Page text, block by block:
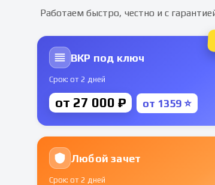
Работаем быстро, честно и с
ВКР под ключ
Срок: от 2 дней
от 27 000 ₽ от 1359 ⭐
Любой зачет
Срок: от 2 дней